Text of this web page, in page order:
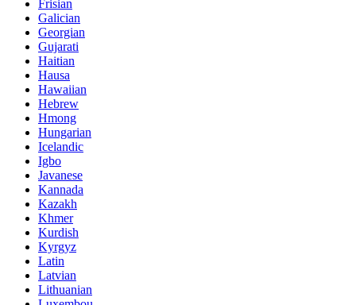
Frisian
Galician
Georgian
Gujarati
Haitian
Hausa
Hawaiian
Hebrew
Hmong
Hungarian
Icelandic
Igbo
Javanese
Kannada
Kazakh
Khmer
Kurdish
Kyrgyz
Latin
Latvian
Lithuanian